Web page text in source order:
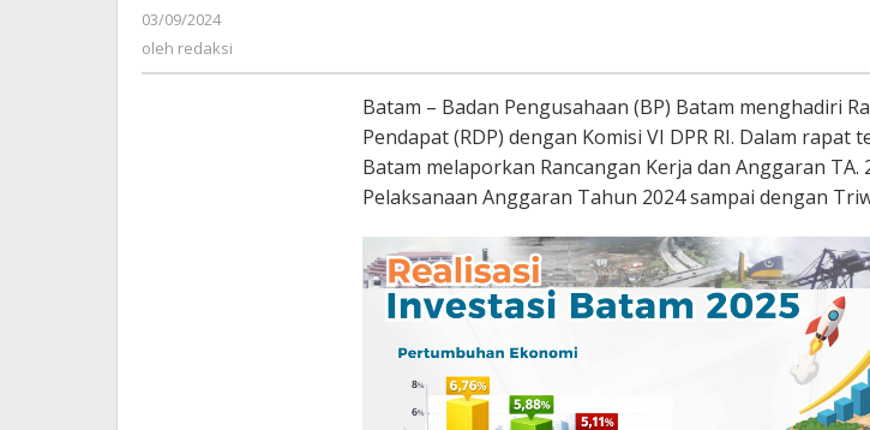
03/09/2024
redaksi
oleh redaksi
Batam – Badan Pengusahaan (BP) Batam menghadiri
Pendapat (RDP) dengan Komisi VI DPR RI. Dalam rapat
Batam melaporkan Rancangan Kerja dan Anggaran TA.
Pelaksanaan Anggaran Tahun 2024 sampai dengan